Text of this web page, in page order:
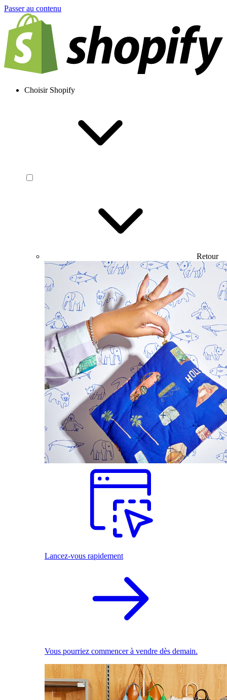
Passer au contenu
Choisir Shopify
Retour
Lancez-vous rapidement
Vous pourriez commencer à vendre dès demain.